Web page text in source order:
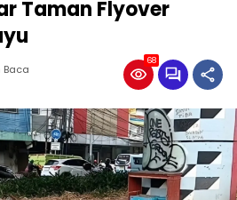
Taman Flyover
Baca
68